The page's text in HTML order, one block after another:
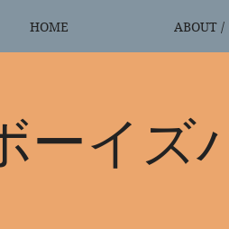
HOME ABOUT /
ーイズ